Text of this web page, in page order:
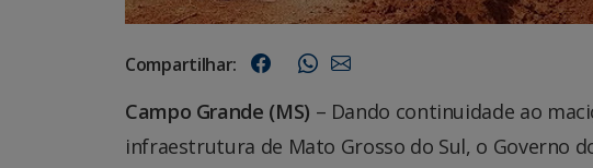
Compartilhar:
Campo Grande (MS) – Dando continuidade ao
infraestrutura de Mato Grosso do Sul, o Governo